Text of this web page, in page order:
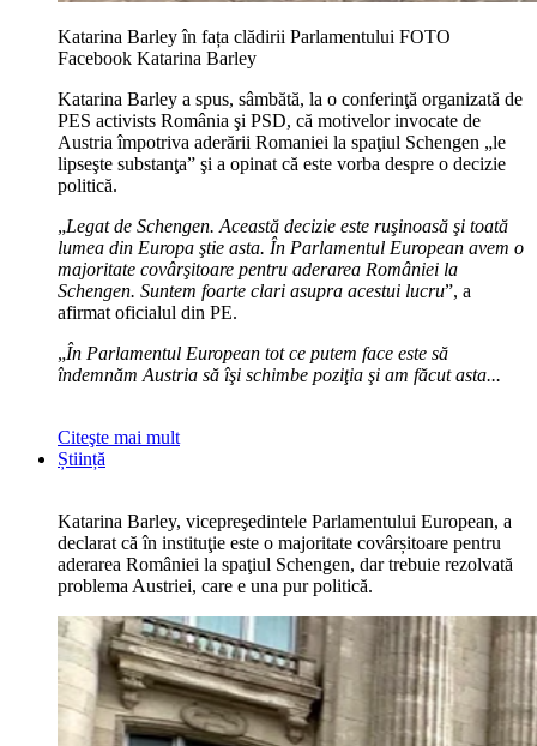
Katarina Barley în fața clădirii Parlamentului FOTO
Facebook Katarina Barley
Katarina Barley a spus, sâmbătă, la o conferinţă organizată de
PES activists România şi PSD, că motivelor invocate de
Austria împotriva aderării Romaniei la spaţiul Schengen „le
lipseşte substanţa” şi a opinat că este vorba despre o decizie
politică.
„Legat de Schengen. Această decizie este ruşinoasă şi toată
lumea din Europa ştie asta. În Parlamentul European avem o
majoritate covârşitoare pentru aderarea României la
Schengen. Suntem foarte clari asupra acestui lucru”, a
afirmat oficialul din PE.
„În Parlamentul European tot ce putem face este să
îndemnăm Austria să îşi schimbe poziţia şi am făcut asta...
Citeşte mai mult
Știință
Katarina Barley, vicepreşedintele Parlamentului European, a
declarat că în instituţie este o majoritate covârșitoare pentru
aderarea României la spaţiul Schengen, dar trebuie rezolvată
problema Austriei, care e una pur politică.